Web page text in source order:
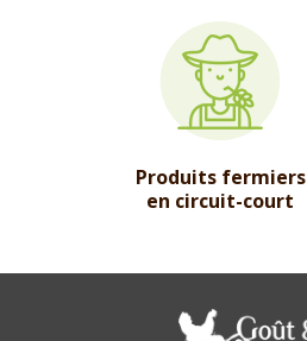
Produits fermiers
en circuit-court